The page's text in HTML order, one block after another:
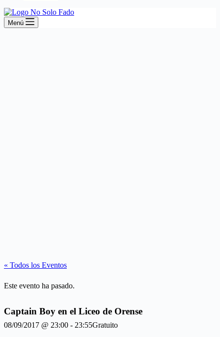
Menú
« Todos los Eventos
Este evento ha pasado.
Captain Boy en el Liceo de Orense
08/09/2017 @ 23:00 - 23:55Gratuito